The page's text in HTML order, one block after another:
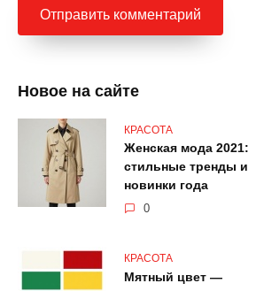
Новое на сайте
КРАСОТА
Женская мода 2021:
стильные тренды и
новинки года
0
КРАСОТА
Мятный цвет —